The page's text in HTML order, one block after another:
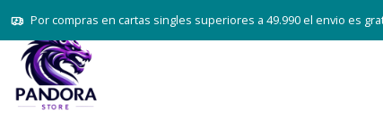
Por compras en cartas singles superiores a 49.990 el envio es